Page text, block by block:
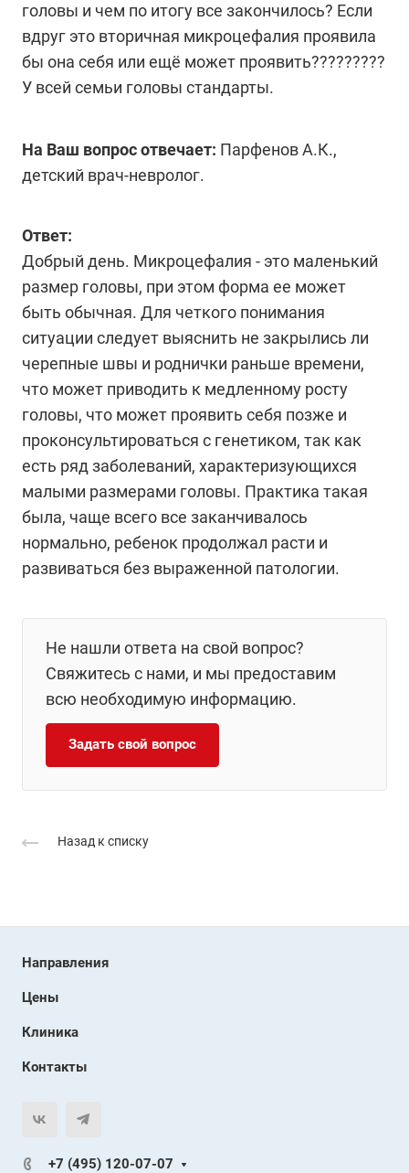
головы и чем по итогу все закончилось? Если
вдруг это вторичная микроцефалия проявила
бы она себя или ещё может проявить?????????
У всей семьи головы стандарты.
На Ваш вопрос отвечает: Парфенов А.К.,
детский врач-невролог.
Ответ:
Добрый день. Микроцефалия - это маленький
размер головы, при этом форма ее может
быть обычная. Для четкого понимания
ситуации следует выяснить не закрылись ли
черепные швы и роднички раньше времени,
что может приводить к медленному росту
головы, что может проявить себя позже и
проконсультироваться с генетиком, так как
есть ряд заболеваний, характеризующихся
малыми размерами головы. Практика такая
была, чаще всего все заканчивалось
нормально, ребенок продолжал расти и
развиваться без выраженной патологии.
Не нашли ответа на свой вопрос?
Свяжитесь с нами, и мы предоставим
всю необходимую информацию.
Задать свой вопрос
Назад к списку
Направления
Цены
Клиника
Контакты
+7 (495) 120-07-07